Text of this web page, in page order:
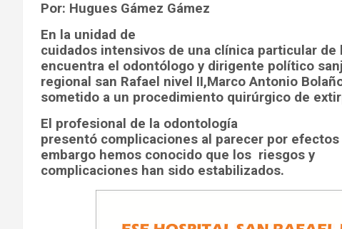
Por: Hugues Gámez Gámez
En la unidad de
cuidados intensivos de una clínica particular de
encuentra el odontólogo y dirigente político
regional san Rafael nivel II,Marco Antonio
sometido a un procedimiento quirúrgico de
El profesional de la odontología
presentó complicaciones al parecer por
embargo hemos conocido que los riesgos y
complicaciones han sido estabilizados.